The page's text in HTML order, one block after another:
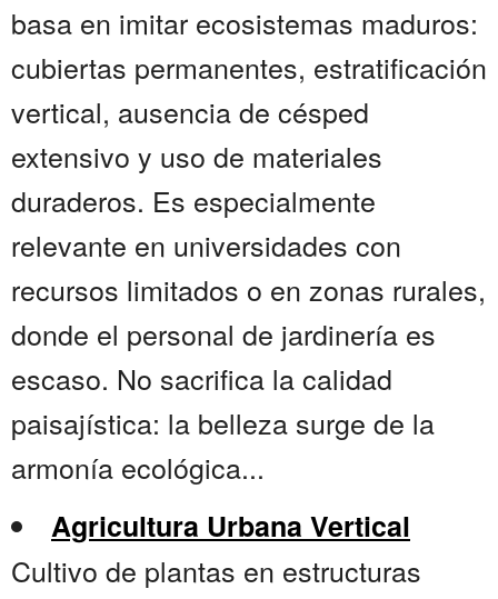
basa en imitar ecosistemas maduros:
cubiertas permanentes, estratificación
vertical, ausencia de césped
extensivo y uso de materiales
duraderos. Es especialmente
relevante en universidades con
recursos limitados o en zonas rurales,
donde el personal de jardinería es
escaso. No sacrifica la calidad
paisajística: la belleza surge de la
armonía ecológica...
Agricultura Urbana Vertical
Cultivo de plantas en estructuras